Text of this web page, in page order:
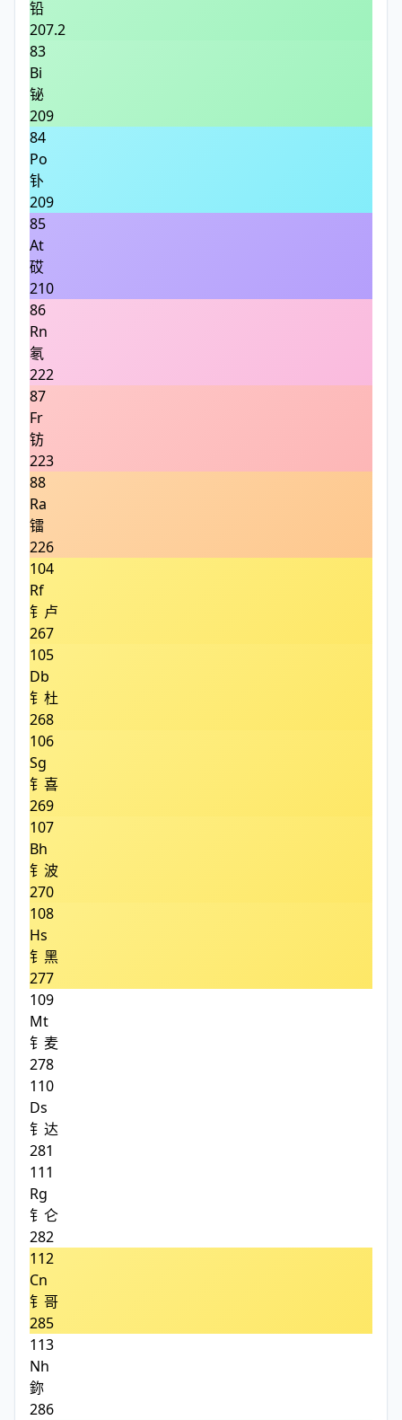
铅
207.2
83
Bi
铋
209
84
Po
钋
209
85
At
砹
210
86
Rn
氡
222
87
Fr
钫
223
88
Ra
镭
226
104
Rf
钅卢
267
105
Db
钅杜
268
106
Sg
钅喜
269
107
Bh
钅波
270
108
Hs
钅黑
277
109
Mt
钅麦
278
110
Ds
钅达
281
111
Rg
钅仑
282
112
Cn
钅哥
285
113
Nh
鉨
286